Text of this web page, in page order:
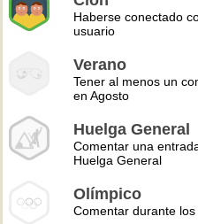
Haberse conectado
usuario
Verano
Tener al menos un
en Agosto
Huelga General
Comentar una
Huelga General
Olímpico
Comentar durante